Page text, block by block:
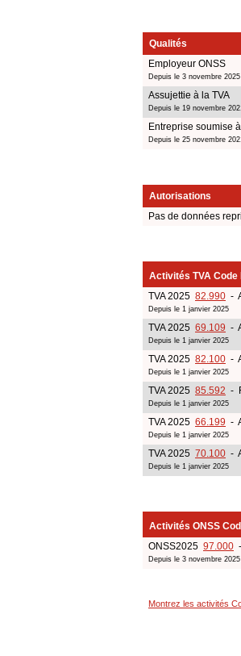
Qualités
Employeur ONSS
Depuis le 3 novembre 2025
Assujettie à la TVA
Depuis le 19 novembre
Entreprise soumise
Depuis le 25 novembre
Autorisations
Pas de données
Activités TVA
TVA 2025 82.990 -
Depuis le 1 janvier 2025
TVA 2025 69.109 -
Depuis le 1 janvier 2025
TVA 2025 82.100 -
Depuis le 1 janvier 2025
TVA 2025 85.592 -
Depuis le 1 janvier 2025
TVA 2025 66.199 -
Depuis le 1 janvier 2025
TVA 2025 70.100 -
Depuis le 1 janvier 2025
Activités ONSS
ONSS2025 97.000
Depuis le 3 novembre 2025
Montrez les activités